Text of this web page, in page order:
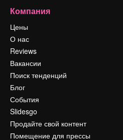
Компания
Цены
О нас
Reviews
Вакансии
Поиск тенденций
Блог
События
Slidesgo
Продайте свой контент
Помещение для прессы